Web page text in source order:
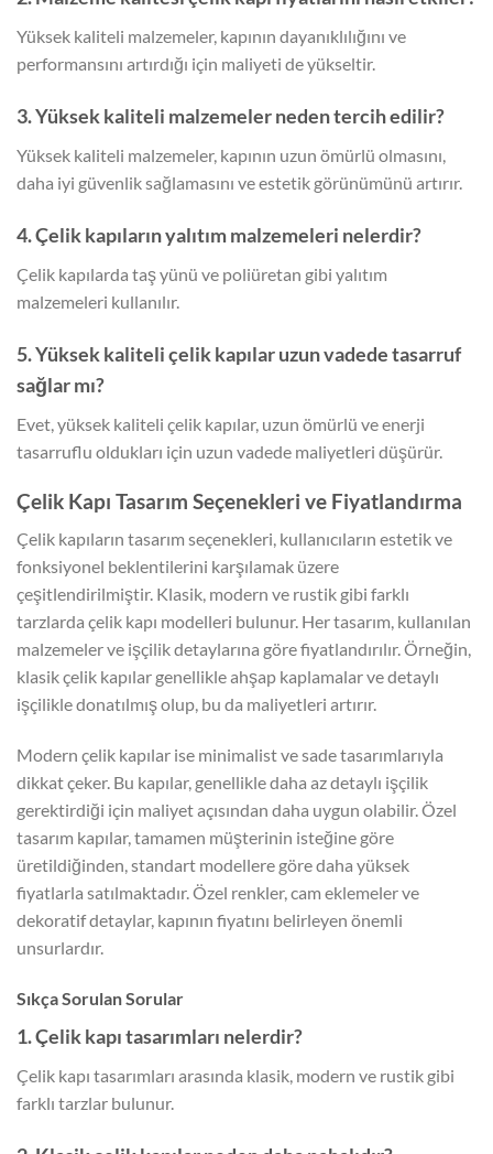
Yüksek kaliteli malzemeler, kapının dayanıklılığını ve
performansını artırdığı için maliyeti de yükseltir.
3. Yüksek kaliteli malzemeler neden tercih edilir?
Yüksek kaliteli malzemeler, kapının uzun ömürlü olmasını,
daha iyi güvenlik sağlamasını ve estetik görünümünü artırır.
4. Çelik kapıların yalıtım malzemeleri nelerdir?
Çelik kapılarda taş yünü ve poliüretan gibi yalıtım
malzemeleri kullanılır.
5. Yüksek kaliteli çelik kapılar uzun vadede tasarruf
sağlar mı?
Evet, yüksek kaliteli çelik kapılar, uzun ömürlü ve enerji
tasarruflu oldukları için uzun vadede maliyetleri düşürür.
Çelik Kapı Tasarım Seçenekleri ve Fiyatlandırma
Çelik kapıların tasarım seçenekleri, kullanıcıların estetik ve
fonksiyonel beklentilerini karşılamak üzere
çeşitlendirilmiştir. Klasik, modern ve rustik gibi farklı
tarzlarda çelik kapı modelleri bulunur. Her tasarım, kullanılan
malzemeler ve işçilik detaylarına göre fiyatlandırılır. Örneğin,
klasik çelik kapılar genellikle ahşap kaplamalar ve detaylı
işçilikle donatılmış olup, bu da maliyetleri artırır.
Modern çelik kapılar ise minimalist ve sade tasarımlarıyla
dikkat çeker. Bu kapılar, genellikle daha az detaylı işçilik
gerektirdiği için maliyet açısından daha uygun olabilir. Özel
tasarım kapılar, tamamen müşterinin isteğine göre
üretildiğinden, standart modellere göre daha yüksek
fiyatlarla satılmaktadır. Özel renkler, cam eklemeler ve
dekoratif detaylar, kapının fiyatını belirleyen önemli
unsurlardır.
Sıkça Sorulan Sorular
1. Çelik kapı tasarımları nelerdir?
Çelik kapı tasarımları arasında klasik, modern ve rustik gibi
farklı tarzlar bulunur.